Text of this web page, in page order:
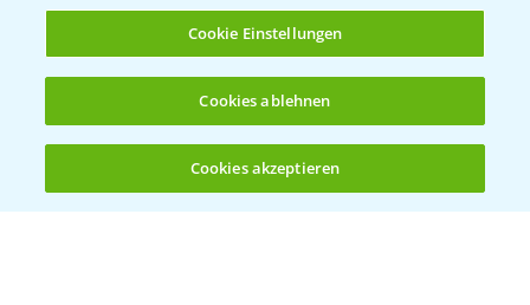
(noch 4)
Allgemeine Nutzungsbedingungen
Datenschutzerklärung
Cookie Einstellungen
Cookies ablehnen
Cookies akzeptieren